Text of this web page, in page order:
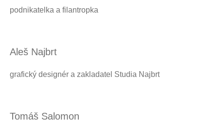
podnikatelka a filantropka
Aleš Najbrt
grafický designér a zakladatel Studia Najbrt
Tomáš Salomon